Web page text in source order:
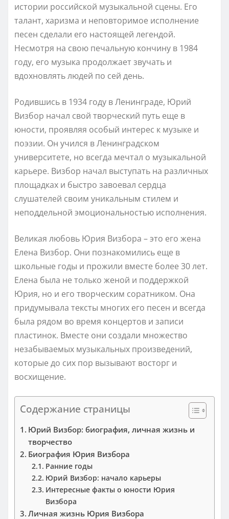
истории российской музыкальной сцены. Его
талант, харизма и неповторимое исполнение
песен сделали его настоящей легендой.
Несмотря на свою печальную кончину в 1984
году, его музыка продолжает звучать и
вдохновлять людей по сей день.
Родившись в 1934 году в Ленинграде, Юрий
Визбор начал свой творческий путь еще в
юности, проявляя особый интерес к музыке и
поэзии. Он учился в Ленинградском
университете, но всегда мечтал о музыкальной
карьере. Визбор начал выступать на различных
площадках и быстро завоевал сердца
слушателей своим уникальным стилем и
неподдельной эмоциональностью исполнения.
Великая любовь Юрия Визбора – это его жена
Елена Визбор. Они познакомились еще в
школьные годы и прожили вместе более 30 лет.
Елена была не только женой и поддержкой
Юрия, но и его творческим соратником. Она
придумывала тексты многих его песен и всегда
была рядом во время концертов и записи
пластинок. Вместе они создали множество
незабываемых музыкальных произведений,
которые до сих пор вызывают восторг и
восхищение.
Содержание страницы
Юрий Визбор: биография, личная жизнь и
творчество
Биография Юрия Визбора
Ранние годы
Юрий Визбор: начало карьеры
Интересные факты о юности Юрия
Визбора
Личная жизнь Юрия Визбора